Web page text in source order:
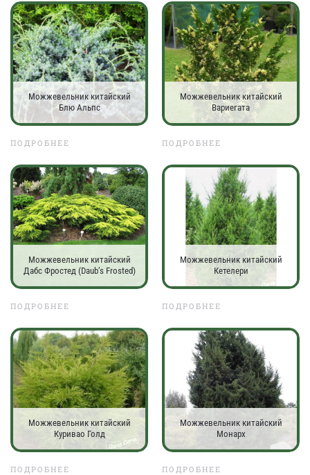
Можжевельник китайский
Блю Альпс
ПОДРОБНЕЕ
Можжевельник китайский
Вариегата
ПОДРОБНЕЕ
Можжевельник китайский
Дабс Фростед (Daub’s Frosted)
ПОДРОБНЕЕ
Можжевельник китайский
Кетелери
ПОДРОБНЕЕ
Можжевельник китайский
Куривао Голд
ПОДРОБНЕЕ
Можжевельник китайский
Монарх
ПОДРОБНЕЕ